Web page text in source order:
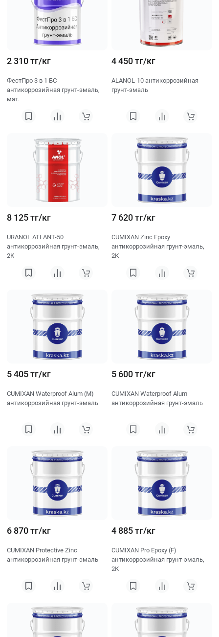
2 310 тг/кг
ФестПро 3 в 1 БС
антикоррозийная грунт-эмаль,
мат.
4 450 тг/кг
ALANOL-10 антикоррозийная
грунт-эмаль
8 125 тг/кг
URANOL ATLANT-50
антикоррозийная грунт-эмаль,
2К
7 620 тг/кг
CUMIXAN Zinc Epoxy
антикоррозийная грунт-эмаль,
2К
5 405 тг/кг
CUMIXAN Waterproof Alum (M)
антикоррозийная грунт-эмаль
5 600 тг/кг
CUMIXAN Waterproof Alum
антикоррозийная грунт-эмаль
6 870 тг/кг
CUMIXAN Protective Zinc
антикоррозийная грунт-эмаль
4 885 тг/кг
CUMIXAN Pro Epoxy (F)
антикоррозийная грунт-эмаль,
2К